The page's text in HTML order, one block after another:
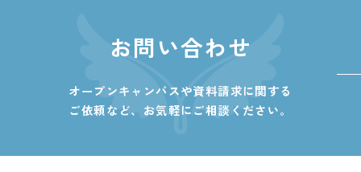
お問い合わせ
オープンキャンパスや資料請求に関する
ご依頼など、 お気軽にご相談ください。